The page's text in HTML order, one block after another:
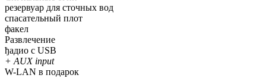
резервуар для сточных вод
спасательный плот
факел
Развлечение
ђадио с USB
+ AUX input
W-LAN в подарок